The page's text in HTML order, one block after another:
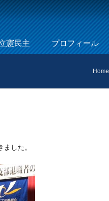
憲民主 プロフィール
Home
した。